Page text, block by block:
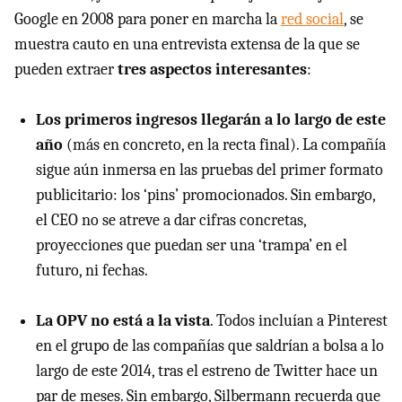
Google en 2008 para poner en marcha lared social, se
muestra cauto en una entrevista extensa de la que se
pueden extraertres aspectos interesantes:
Los primeros ingresos llegarán a lo largo de este
año (más en concreto, en la recta final). La compañía
sigue aún inmersa en las pruebas del primer formato
publicitario: los ‘pins’ promocionados. Sin embargo,
el CEO no se atreve a dar cifras concretas,
proyecciones que puedan ser una ‘trampa’ en el
futuro, ni fechas.
La OPV no está a la vista. Todos incluían a Pinterest
en el grupo de las compañías que saldrían a bolsa a lo
largo de este 2014, tras el estreno de Twitter hace un
par de meses. Sin embargo, Silbermann recuerda que